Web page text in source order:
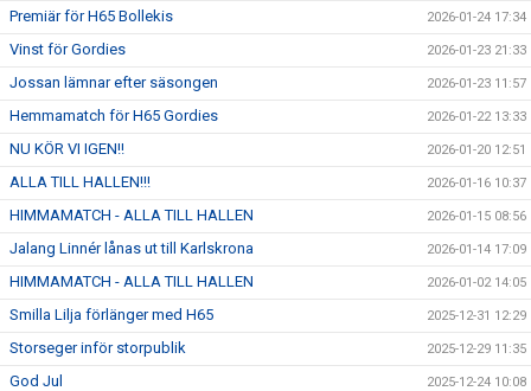
Premiär för H65 Bollekis 2026-01-24 17:34
Vinst för Gordies 2026-01-23 21:33
Jossan lämnar efter säsongen 2026-01-23 11:57
Hemmamatch för H65 Gordies 2026-01-22 13:33
NU KÖR VI IGEN!! 2026-01-20 12:51
ALLA TILL HALLEN!!! 2026-01-16 10:37
HIMMAMATCH - ALLA TILL HALLEN 2026-01-15 08:56
Jalang Linnér lånas ut till Karlskrona 2026-01-14 17:09
HIMMAMATCH - ALLA TILL HALLEN 2026-01-02 14:05
Smilla Lilja förlänger med H65 2025-12-31 12:29
Storseger inför storpublik 2025-12-29 11:35
God Jul 2025-12-24 10:08